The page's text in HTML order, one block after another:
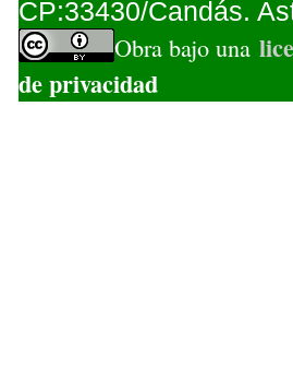
CP:33430/Candás.
Obra bajo una
de privacidad